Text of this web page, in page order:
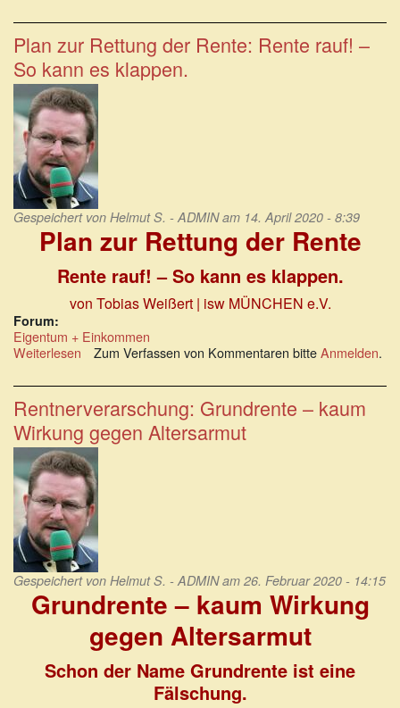
steht
Armut
auf
dem
Spielplan:
Heart
´s
Fear.
Plan zur Rettung der Rente: Rente rauf! –
So kann es klappen.
Gespeichert von Helmut S. - ADMINam 14. April 2020 - 8:39
Plan zur Rettung der Rente
Rente rauf! – So kann es klappen.
von Tobias Weißert | isw MÜNCHEN e.V.
Forum:
Eigentum + Einkommen
Weiterlesen über
zur
Rettung
der
Rente:
Rente
rauf!
–
So
kann
es
klappen.
Zum Verfassen von Kommentaren bitteAnmelden.
Rentnerverarschung: Grundrente – kaum
Wirkung gegen Altersarmut
Gespeichert von Helmut S. - ADMINam 26. Februar 2020 - 14:15
Grundrente – kaum Wirkung
gegen Altersarmut
Schon der Name Grundrente ist eine
Fälschung.